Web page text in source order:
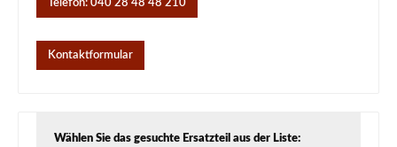
Telefon: 040 28 48 48 210
Kontaktformular
Wählen Sie das gesuchte Ersatzteil aus der Liste: